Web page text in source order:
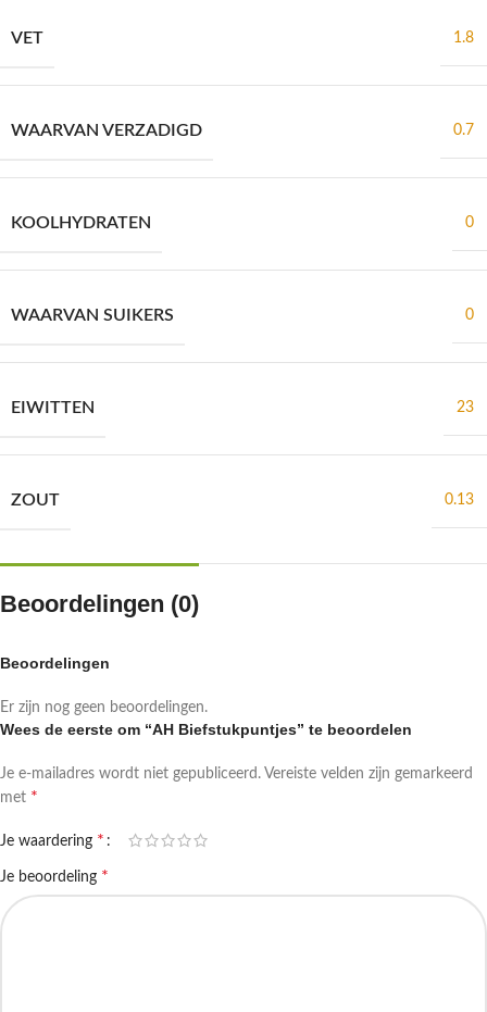
VET 1.8
WAARVAN VERZADIGD 0.7
KOOLHYDRATEN 0
WAARVAN SUIKERS 0
EIWITTEN 23
ZOUT 0.13
Beoordelingen (0)
Beoordelingen
Er zijn nog geen beoordelingen.
Wees de eerste om “AH Biefstukpuntjes” te beoordelen
Je e-mailadres wordt niet gepubliceerd. Vereiste velden zijn gemarkeerd
met *
Je waardering *
Je beoordeling *